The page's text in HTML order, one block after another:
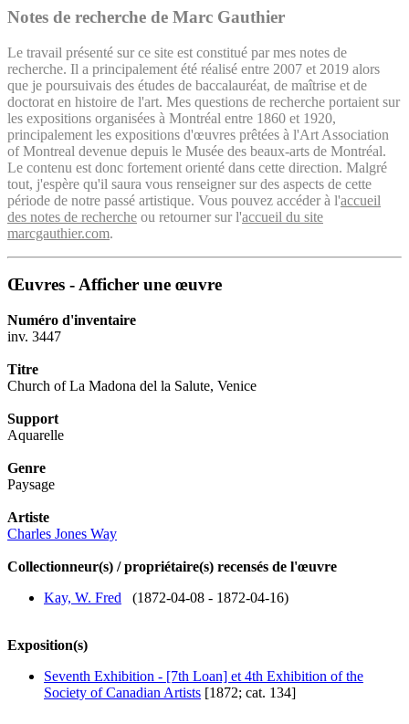
Notes de recherche de Marc Gauthier
Le travail présenté sur ce site est constitué par mes notes de
recherche. Il a principalement été réalisé entre 2007 et 2019 alors
que je poursuivais des études de baccalauréat, de maîtrise et de
doctorat en histoire de l'art. Mes questions de recherche portaient sur
les expositions organisées à Montréal entre 1860 et 1920,
principalement les expositions d'œuvres prêtées à l'Art Association
of Montreal devenue depuis le Musée des beaux-arts de Montréal.
Le contenu est donc fortement orienté dans cette direction. Malgré
tout, j'espère qu'il saura vous renseigner sur des aspects de cette
période de notre passé artistique. Vous pouvez accéder à l'accueil
des notes de recherche ou retourner sur l'accueil du site
marcgauthier.com.
Œuvres - Afficher une œuvre
Numéro d'inventaire
inv. 3447
Titre
Church of La Madona del la Salute, Venice
Support
Aquarelle
Genre
Paysage
Artiste
Charles Jones Way
Collectionneur(s) / propriétaire(s) recensés de l'œuvre
Kay, W. Fred (1872-04-08 - 1872-04-16)
Exposition(s)
Seventh Exhibition - [7th Loan] et 4th Exhibition of the
Society of Canadian Artists [1872; cat. 134]